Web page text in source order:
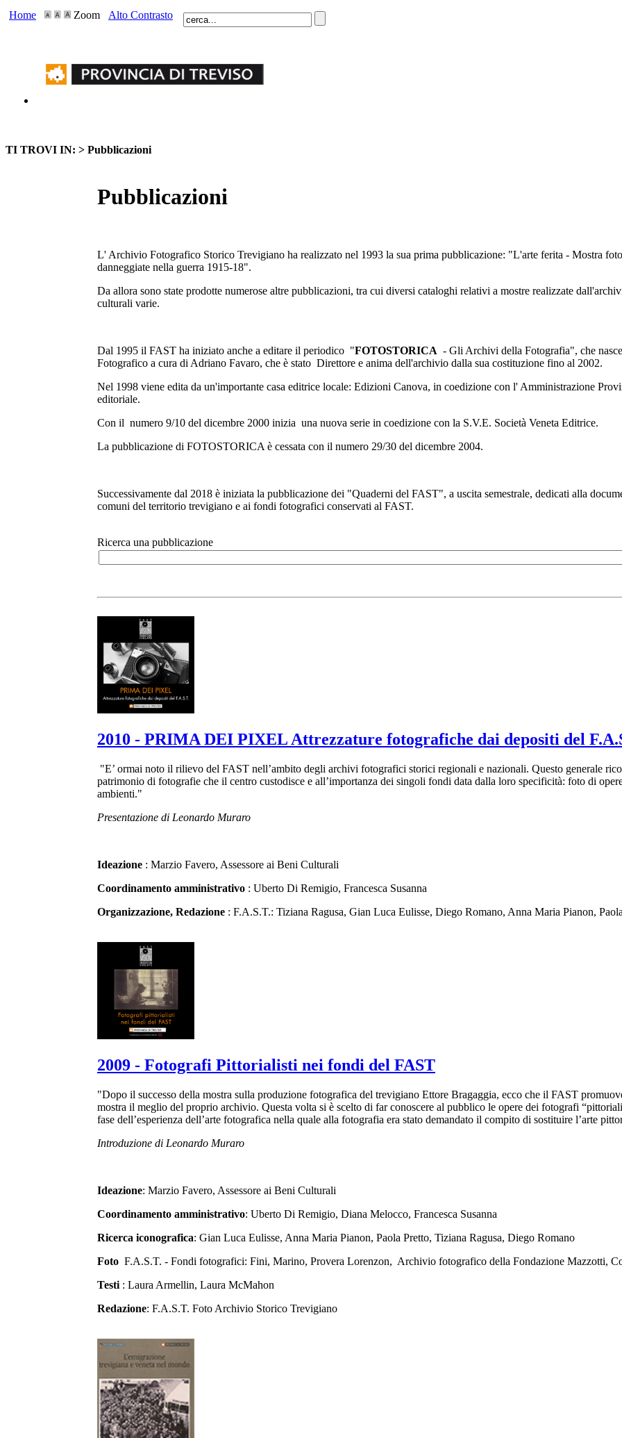
Home Zoom Alto Contrasto
TI TROVI IN: > Pubblicazioni
Pubblicazioni
L' Archivio Fotografico Storico Trevigiano ha realizzato nel 1993 la sua prima pubblicazione: "L'arte ferita - Mostra
danneggiate nella guerra 1915-18".
Da allora sono state prodotte numerose altre pubblicazioni, tra cui diversi cataloghi relativi a mostre realizzate
culturali varie.
Dal 1995 il FAST ha iniziato anche a editare il periodico "FOTOSTORICA - Gli Archivi della Fotografia", che
Fotografico a cura di Adriano Favaro, che è stato Direttore e anima dell'archivio dalla sua costituzione fino al 2002.
Nel 1998 viene edita da un'importante casa editrice locale: Edizioni Canova, in coedizione con l' Amministrazione
editoriale.
Con il numero 9/10 del dicembre 2000 inizia una nuova serie in coedizione con la S.V.E. Società Veneta Editrice.
La pubblicazione di FOTOSTORICA è cessata con il numero 29/30 del dicembre 2004.
Successivamente dal 2018 è iniziata la pubblicazione dei "Quaderni del FAST", a uscita semestrale, dedicati alla
comuni del territorio trevigiano e ai fondi fotografici conservati al FAST.
Ricerca una pubblicazione
2010 - PRIMA DEI PIXEL Attrezzature fotografiche dai depositi del
"E’ ormai noto il rilievo del FAST nell’ambito degli archivi fotografici storici regionali e nazionali. Questo generale
patrimonio di fotografie che il centro custodisce e all’importanza dei singoli fondi data dalla loro specificità: foto di
ambienti."
Presentazione di Leonardo Muraro
Ideazione : Marzio Favero, Assessore ai Beni Culturali
Coordinamento amministrativo : Uberto Di Remigio, Francesca Susanna
Organizzazione, Redazione : F.A.S.T.: Tiziana Ragusa, Gian Luca Eulisse, Diego Romano, Anna Maria Pianon,
2009 - Fotografi Pittorialisti nei fondi del FAST
"Dopo il successo della mostra sulla produzione fotografica del trevigiano Ettore Bragaggia, ecco che il FAST
mostra il meglio del proprio archivio. Questa volta si è scelto di far conoscere al pubblico le opere dei fotografi
fase dell’esperienza dell’arte fotografica nella quale alla fotografia era stato demandato il compito di sostituire l’arte
Introduzione di Leonardo Muraro
Ideazione: Marzio Favero, Assessore ai Beni Culturali
Coordinamento amministrativo: Uberto Di Remigio, Diana Melocco, Francesca Susanna
Ricerca iconografica: Gian Luca Eulisse, Anna Maria Pianon, Paola Pretto, Tiziana Ragusa, Diego Romano
Foto F.A.S.T. - Fondi fotografici: Fini, Marino, Provera Lorenzon, Archivio fotografico della Fondazione Mazzotti,
Testi : Laura Armellin, Laura McMahon
Redazione: F.A.S.T. Foto Archivio Storico Trevigiano